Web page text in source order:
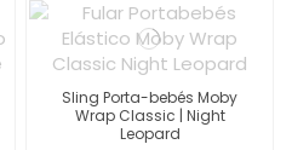
Sling Porta-bebés Moby
Wrap Classic | Night
Leopard